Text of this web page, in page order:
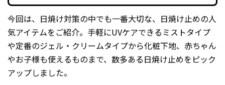
今回は、日焼け対策の中でも一番大切な、日焼け止めの人
気アイテムをご紹介。手軽にUVケアできるミストタイプ
や定番のジェル・クリームタイプから化粧下地、赤ちゃん
やお子様も使えるものまで、数多ある日焼け止めをピック
アップしました。